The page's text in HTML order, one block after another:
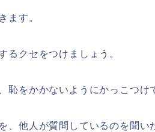
ます。
るクセをつけましょう。
恥をかかないようにかっこつけ
、他人が質問しているのを聞い